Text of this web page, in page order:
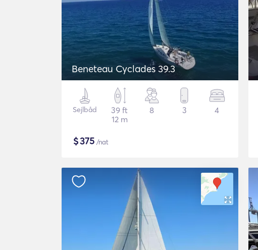
Beneteau Cyclades 39.3
Sejlbåd
39 ft
12 m
8 3 4
$375 /nat